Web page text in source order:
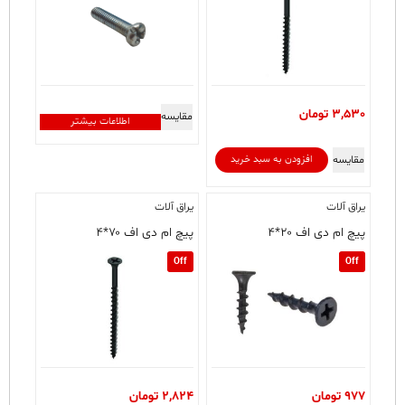
3,530 تومان
افزودن به سبد خرید مقایسه
اطلاعات بیشتر مقایسه
یراق آلات
پیچ ام دی اف ۲۰*۴
Off
977 تومان
یراق آلات
پیچ ام دی اف ۷۰*۴
Off
2,824 تومان